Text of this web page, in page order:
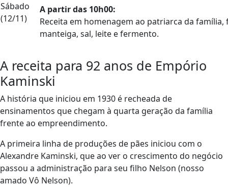
Sábado
(12/11)
A partir das 10h00:
Receita em homenagem ao patriarca da
manteiga, sal, leite e fermento.
A receita para 92 anos de Empório
Kaminski
A história que iniciou em 1930 é recheada de
ensinamentos que chegam à quarta geração da família
frente ao empreendimento.
A primeira linha de produções de pães iniciou com o
Alexandre Kaminski, que ao ver o crescimento do negócio
passou a administração para seu filho Nelson (nosso
amado Vô Nelson).